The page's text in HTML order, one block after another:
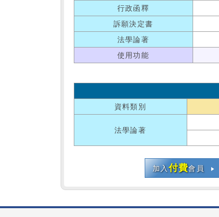
行政函釋
訴願決定書
法學論著
使用功能
資料類別
法學論著
加入付費會員